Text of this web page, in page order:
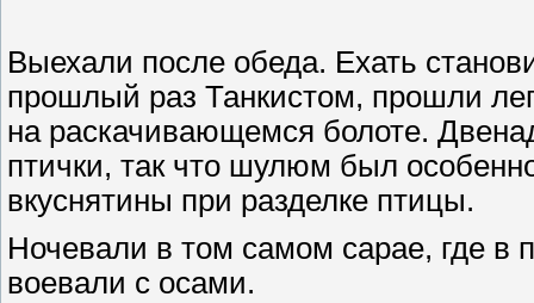
Выехали после обеда. Ехать
прошлый раз Танкистом, прошли
на раскачивающемся болоте.
птички, так что шулюм был
вкуснятины при разделке птицы.
Ночевали в том самом сарае, где
воевали с осами.